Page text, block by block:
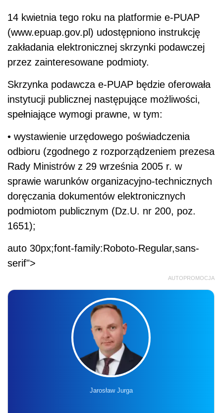
14 kwietnia tego roku na platformie e-PUAP
(www.epuap.gov.pl) udostępniono instrukcję
zakładania elektronicznej skrzynki podawczej
przez zainteresowane podmioty.
Skrzynka podawcza e-PUAP będzie oferowała
instytucji publicznej następujące możliwości,
spełniające wymogi prawne, w tym:
• wystawienie urzędowego poświadczenia
odbioru (zgodnego z rozporządzeniem prezesa
Rady Ministrów z 29 września 2005 r. w
sprawie warunków organizacyjno-technicznych
doręczania dokumentów elektronicznych
podmiotom publicznym (Dz.U. nr 200, poz.
1651);
auto 30px;font-family:Roboto-Regular,sans-
serif">
AUTOPROMOCJA
Jarosław Jurga